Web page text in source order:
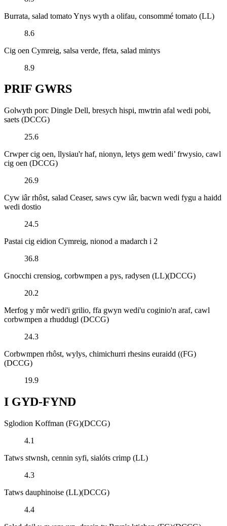
Burrata, salad tomato Ynys wyth a olifau, consommé tomato (LL)
8.6
Cig oen Cymreig, salsa verde, ffeta, salad mintys
8.9
PRIF GWRS
Golwyth porc Dingle Dell, bresych hispi, mwtrin afal wedi pobi,
saets (DCCG)
25.6
Crwper cig oen, llysiau'r haf, nionyn, letys gem wedi’ frwysio, cawl
cig oen (DCCG)
26.9
Cyw iâr rhôst, salad Ceaser, saws cyw iâr, bacwn wedi fygu a haidd
wedi dostio
24.5
Pastai cig eidion Cymreig, nionod a madarch i 2
36.8
Gnocchi crensiog, corbwmpen a pys, radysen (LL)(DCCG)
20.2
Merfog y môr wedi'i grilio, ffa gwyn wedi'u coginio'n araf, cawl
corbwmpen a rhuddugl (DCCG)
24.3
Corbwmpen rhôst, wylys, chimichurri rhesins euraidd ((FG)
(DCCG)
19.9
I GYD-FYND
Sglodion Koffman (FG)(DCCG)
4.1
Tatws stwnsh, cennin syfi, sialóts crimp (LL)
4.3
Tatws dauphinoise (LL)(DCCG)
4.4